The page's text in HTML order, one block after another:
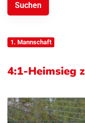
1. Mannschaft
4:1-Heimsieg